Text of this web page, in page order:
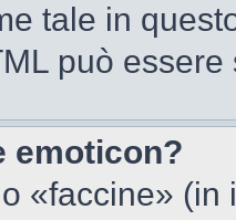
tale in
può
emoticon?
«faccine»